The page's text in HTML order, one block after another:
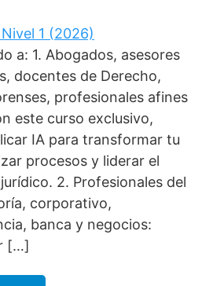
1 (2026)
a: 1. Abogados, asesores
docentes de Derecho,
profesionales afines
este curso exclusivo,
IA para transformar tu
procesos y liderar el
2. Profesionales del
corporativo,
banca y negocios:
[…]